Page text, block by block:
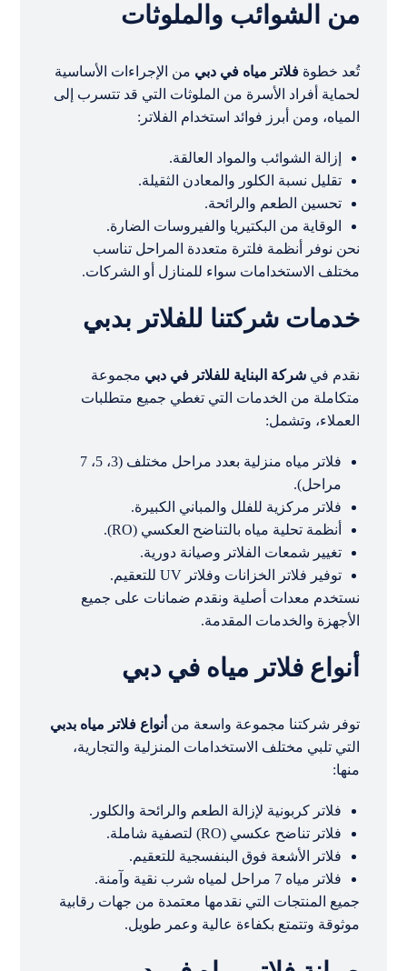
من الشوائب والملوثات
تُعد خطوةفلاتر مياه في دبي من الإجراءات الأساسية
لحماية أفراد الأسرة من الملوثات التي قد تتسرب إلى
المياه، ومن أبرز فوائد استخدام الفلاتر:
إزالة الشوائب والمواد العالقة.
تقليل نسبة الكلور والمعادن الثقيلة.
تحسين الطعم والرائحة.
الوقاية من البكتيريا والفيروسات الضارة.
نحن نوفر أنظمة فلترة متعددة المراحل تناسب
مختلف الاستخدامات سواء للمنازل أو الشركات.
خدمات شركتنا للفلاتر بدبي
نقدم فيشركة البناية للفلاتر في دبي مجموعة
متكاملة من الخدمات التي تغطي جميع متطلبات
العملاء، وتشمل:
فلاتر مياه منزلية بعدد مراحل مختلف (3، 5، 7
مراحل).
فلاتر مركزية للفلل والمباني الكبيرة.
أنظمة تحلية مياه بالتناضح العكسي (RO).
تغيير شمعات الفلاتر وصيانة دورية.
توفير فلاتر الخزانات وفلاتر UV للتعقيم.
نستخدم معدات أصلية ونقدم ضمانات على جميع
الأجهزة والخدمات المقدمة.
أنواع فلاتر مياه في دبي
توفر شركتنا مجموعة واسعة من أنواع فلاتر مياه بدبي
التي تلبي مختلف الاستخدامات المنزلية والتجارية،
منها:
فلاتر كربونية لإزالة الطعم والرائحة والكلور.
فلاتر تناضح عكسي (RO) لتصفية شاملة.
فلاتر الأشعة فوق البنفسجية للتعقيم.
فلاتر مياه 7 مراحل لمياه شرب نقية وآمنة.
جميع المنتجات التي نقدمها معتمدة من جهات رقابية
موثوقة وتتمتع بكفاءة عالية وعمر طويل.